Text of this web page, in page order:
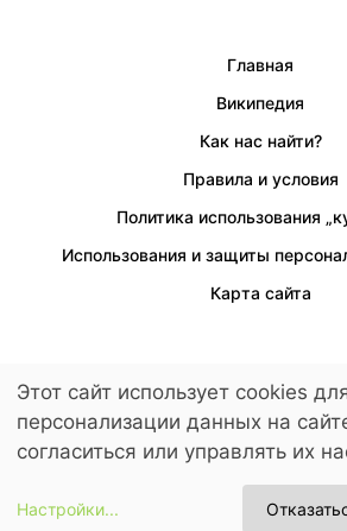
Главная
Википедия
Как нас найти?
Правила и условия
Политика использования
Использования и защиты
Карта сайта
Предусмотрен доступ для людей с
© 2026 LuckyKids. All Rights
Этот сайт использует cookies
персонализации данных на
согласиться или управлять их
Настройки...